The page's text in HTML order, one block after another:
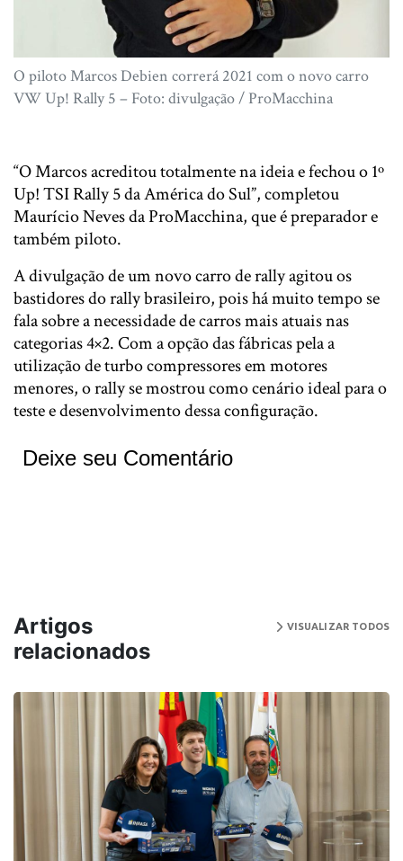
O piloto Marcos Debien correrá 2021 com o novo carro
VW Up! Rally 5 – Foto: divulgação / ProMacchina
“O Marcos acreditou totalmente na ideia e fechou o 1º
Up! TSI Rally 5 da América do Sul”, completou
Maurício Neves da ProMacchina, que é preparador e
também piloto.
A divulgação de um novo carro de rally agitou os
bastidores do rally brasileiro, pois há muito tempo se
fala sobre a necessidade de carros mais atuais nas
categorias 4×2. Com a opção das fábricas pela a
utilização de turbo compressores em motores
menores, o rally se mostrou como cenário ideal para o
teste e desenvolvimento dessa configuração.
Deixe seu Comentário
Artigos
relacionados
VISUALIZAR TODOS